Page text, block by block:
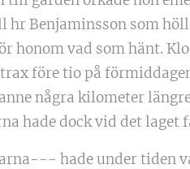
Benjaminsson som
honom vad som hänt.
före tio på
några kilometer
hade dock vid det
hade under tiden